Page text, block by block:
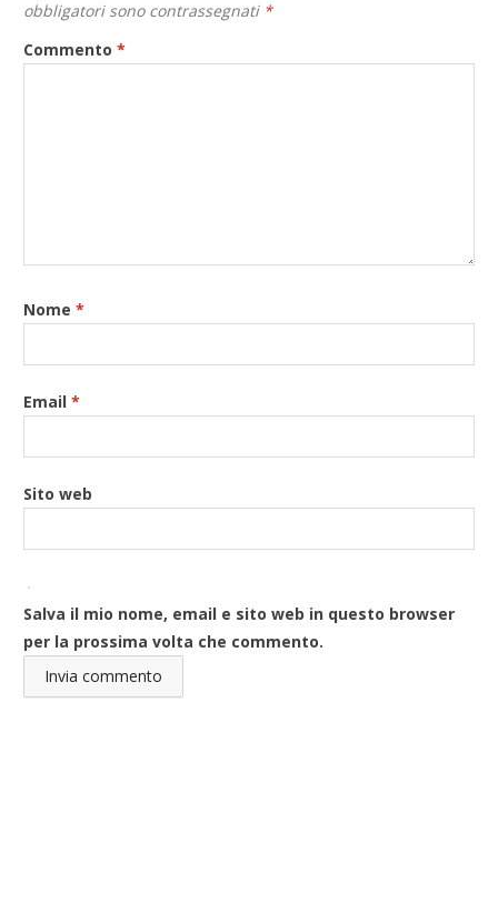
obbligatori sono contrassegnati *
Commento*
Nome*
Email*
Sito web
Salva il mio nome, email e sito web in questo browser
per la prossima volta che commento.